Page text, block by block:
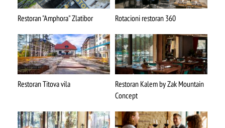
Restoran "Amphora" Zlatibor Rotacioni restoran 360
Restoran Titova vila
Restoran Kalem by Zak Mountain
Concept